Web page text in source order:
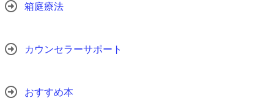
箱庭療法
カウンセラーサポート
おすすめ本